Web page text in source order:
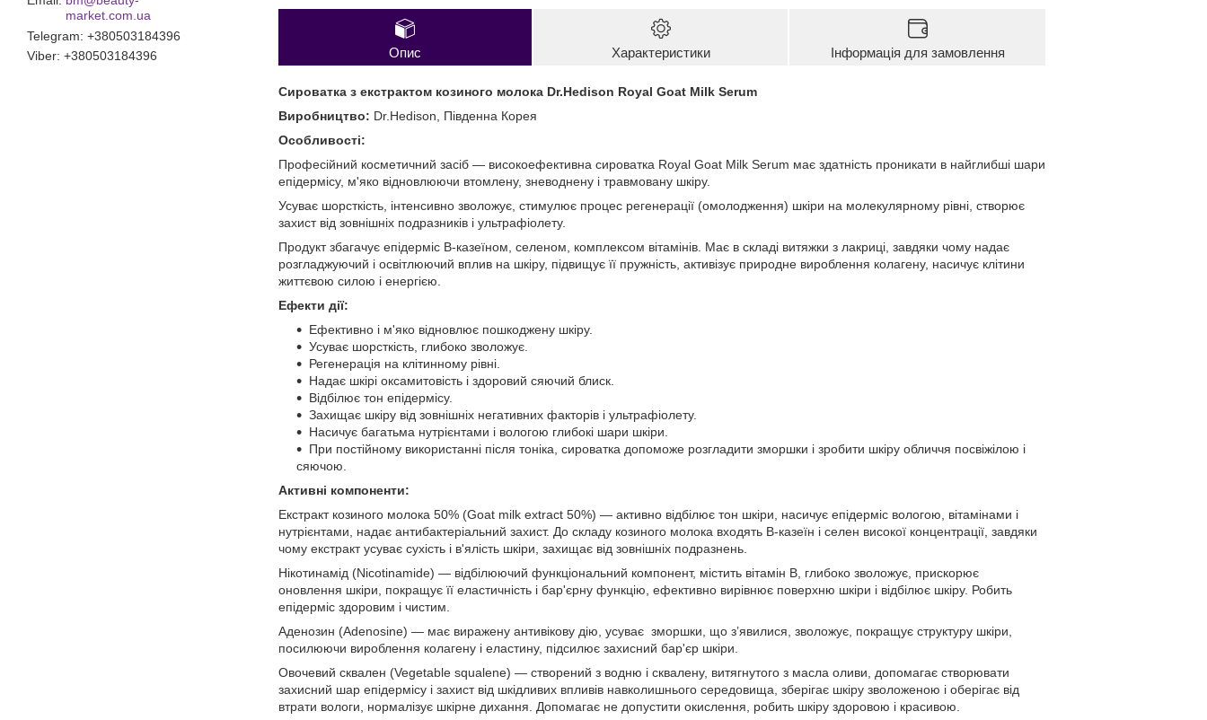
market.com.ua
Telegram +380503184396
Viber +380503184396 Опис Характеристики Інформація для замовлення
Сироватка з екстрактом козиного молока Dr.Hedison Royal Goat Milk Serum
Виробництво: Dr.Hedison, Південна Корея
Особливості:
Професійний косметичний засіб — високоефективна сироватка Royal Goat Milk Serum має здатність проникати в найглибші шари
епідермісу, м'яко відновлюючи втомлену, зневоднену і травмовану шкіру.
Усуває шорсткість, інтенсивно зволожує, стимулює процес регенерації (омолодження) шкіри на молекулярному рівні, створює
захист від зовнішніх подразників і ультрафіолету.
Продукт збагачує епідерміс В-казеїном, селеном, комплексом вітамінів. Має в складі витяжки з лакриці, завдяки чому надає
розгладжуючий і освітлюючий вплив на шкіру, підвищує її пружність, активізує природне вироблення колагену, насичує клітини
життєвою силою і енергією.
Ефекти дії:
Ефективно і м'яко відновлює пошкоджену шкіру.
Усуває шорсткість, глибоко зволожує.
Регенерація на клітинному рівні.
Надає шкірі оксамитовість і здоровий сяючий блиск.
Відбілює тон епідермісу.
Захищає шкіру від зовнішніх негативних факторів і ультрафіолету.
Насичує багатьма нутрієнтами і вологою глибокі шари шкіри.
При постійному використанні після тоніка, сироватка допоможе розгладити зморшки і зробити шкіру обличчя посвіжілою і
сяючою.
Активні компоненти:
Екстракт козиного молока 50% (Goat milk extract 50%) — активно відбілює тон шкіри, насичує епідерміс вологою, вітамінами і
нутрієнтами, надає антибактеріальний захист. До складу козиного молока входять B-казеїн і селен високої концентрації, завдяки
чому екстракт усуває сухість і в'ялість шкіри, захищає від зовнішніх подразнень.
Нікотинамід (Nicotinamide) — відбілюючий функціональний компонент, містить вітамін B, глибоко зволожує, прискорює
оновлення шкіри, покращує її еластичність і бар'єрну функцію, ефективно вирівнює поверхню шкіри і відбілює шкіру. Робить
епідерміс здоровим і чистим.
Аденозин (Adenosine) — має виражену антивікову дію, усуває зморшки, що з’явилися, зволожує, покращує структуру шкіри,
посилюючи вироблення колагену і еластину, підсилює захисний бар'єр шкіри.
Овочевий сквален (Vegetable squalene) — створений з водню і сквалену, витягнутого з масла оливи, допомагає створювати
захисний шар епідермісу і захист від шкідливих впливів навколишнього середовища, зберігає шкіру зволоженою і оберігає від
втрати вологи, нормалізує шкірне дихання. Допомагає не допустити окислення, робить шкіру здоровою і красивою.